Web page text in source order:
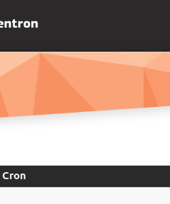
Cron